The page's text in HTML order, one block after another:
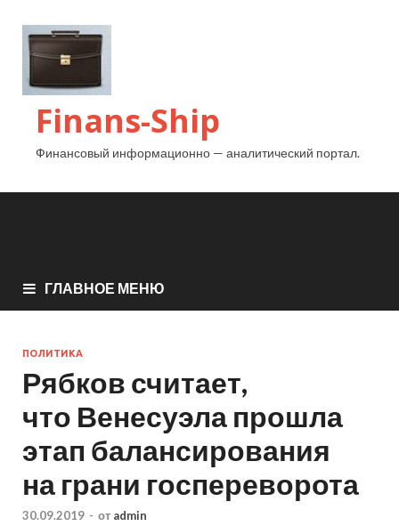
Finans-Ship
Финансовый информационно — аналитический портал.
ГЛАВНОЕ МЕНЮ
ПОЛИТИКА
Рябков считает,
что Венесуэла прошла
этап балансирования
на грани госпереворота
30.09.2019 - от admin